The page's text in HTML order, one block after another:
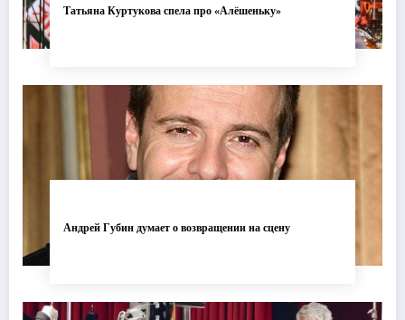
Татьяна Куртукова спела про «Алёшеньку»
Андрей Губин думает о возвращении на сцену